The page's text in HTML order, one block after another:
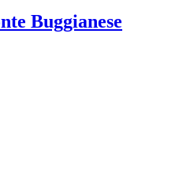
Buggianese